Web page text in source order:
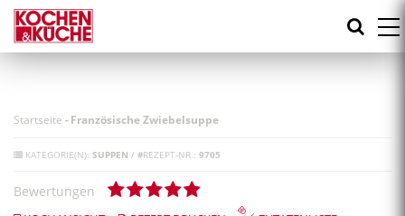
Direkt
zum
Inhalt
Startseite -Französische Zwiebelsuppe
KATEGORIE(N): SUPPEN / #REZEPT-NR.: 9705
Bewertungen